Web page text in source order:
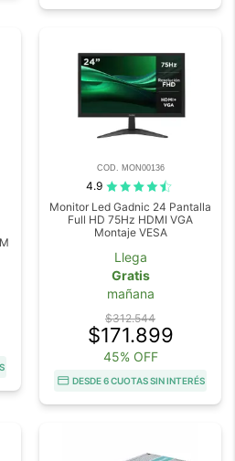
COD. MON00136
4.9
Monitor Led Gadnic 24 Pantalla
Full HD 75Hz HDMI VGA
Montaje VESA
Llega
Gratis
mañana
$312.544
$171.899
45% OFF
DESDE 6 CUOTAS SIN INTERÉS